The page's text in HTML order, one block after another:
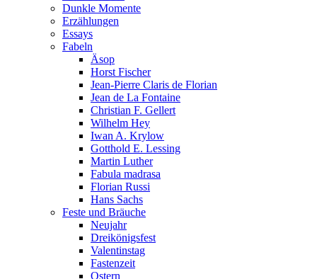
Dunkle Momente
Erzählungen
Essays
Fabeln
Äsop
Horst Fischer
Jean-Pierre Claris de Florian
Jean de La Fontaine
Christian F. Gellert
Wilhelm Hey
Iwan A. Krylow
Gotthold E. Lessing
Martin Luther
Fabula madrasa
Florian Russi
Hans Sachs
Feste und Bräuche
Neujahr
Dreikönigsfest
Valentinstag
Fastenzeit
Ostern